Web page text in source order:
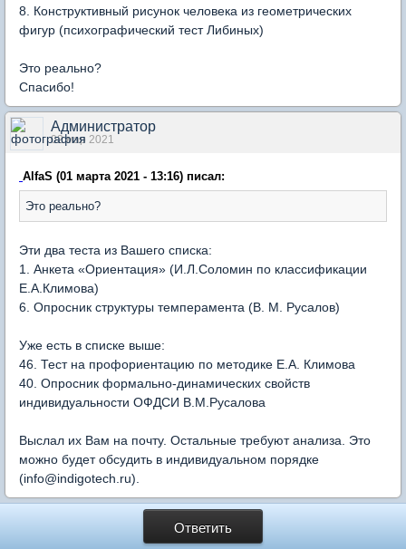
8. Конструктивный рисунок человека из геометрических
фигур (психографический тест Либиных)
Это реально?
Спасибо!
Администратор
02 мар 2021
AlfaS (01 марта 2021 - 13:16) писал:
Это реально?
Эти два теста из Вашего списка:
1. Анкета «Ориентация» (И.Л.Соломин по классификации
Е.А.Климова)
6. Опросник структуры темперамента (В. М. Русалов)
Уже есть в списке выше:
46. Тест на профориентацию по методике Е.А. Климова
40. Опросник формально-динамических свойств
индивидуальности ОФДСИ В.М.Русалова
Выслал их Вам на почту. Остальные требуют анализа. Это
можно будет обсудить в индивидуальном порядке
(info@indigotech.ru).
Ответить